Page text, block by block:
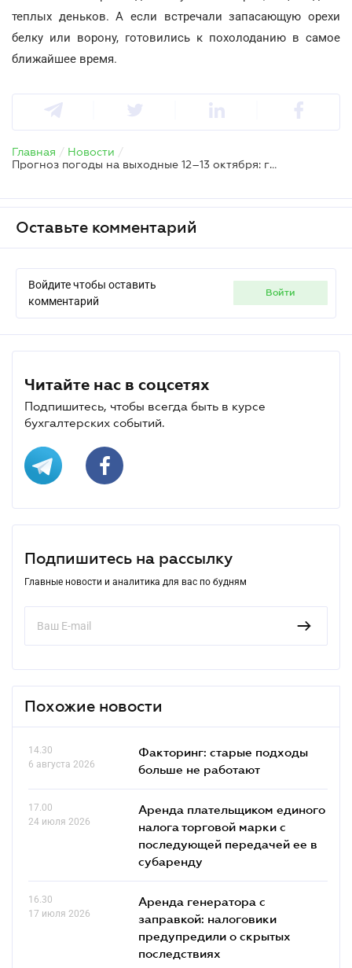
теплых деньков. А если встречали запасающую орехи
белку или ворону, готовились к похолоданию в самое
ближайшее время.
Главная / Новости /
Прогноз погоды на выходные 12–13 октября: готовим зонты и теплые вещи
Оставьте комментарий
Войдите чтобы оставить
комментарий
войти
Читайте нас в соцсетях
Подпишитесь, чтобы всегда быть в курсе
бухгалтерских событий.
Подпишитесь на рассылку
Главные новости и аналитика для вас по будням
Похожие новости
14.30
6 августа 2026
Факторинг: старые подходы
больше не работают
17.00
24 июля 2026
Аренда плательщиком единого
налога торговой марки с
последующей передачей ее в
субаренду
16.30
17 июля 2026
Аренда генератора с
заправкой: налоговики
предупредили о скрытых
последствиях